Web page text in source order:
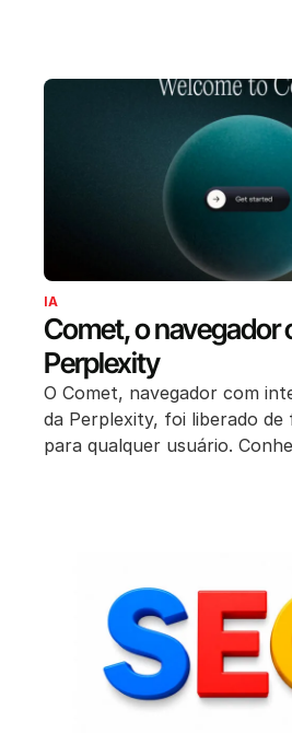
IA
Comet, o navegador
Perplexity
O Comet, navegador com
da Perplexity, foi liberado
para qualquer usuário.